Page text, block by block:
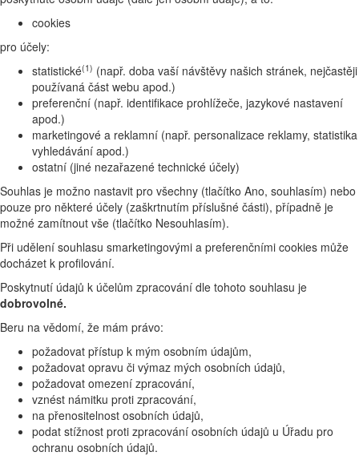
cookies
pro účely:
statistické(1) (např. doba vaší návštěvy našich stránek, nejčastěji
používaná část webu apod.)
preferenční (např. identifikace prohlížeče, jazykové nastavení
apod.)
marketingové a reklamní (např. personalizace reklamy, statistika
vyhledávání apod.)
ostatní (jiné nezařazené technické účely)
Souhlas je možno nastavit pro všechny (tlačítko Ano, souhlasím) nebo
pouze pro některé účely (zaškrtnutím příslušné části), případně je
možné zamítnout vše (tlačítko Nesouhlasím).
Při udělení souhlasu smarketingovými a preferenčními cookies může
docházet k profilování.
Poskytnutí údajů k účelům zpracování dle tohoto souhlasu je
dobrovolné.
Beru na vědomí, že mám právo:
požadovat přístup k mým osobním údajům,
požadovat opravu či výmaz mých osobních údajů,
požadovat omezení zpracování,
vznést námitku proti zpracování,
na přenositelnost osobních údajů,
podat stížnost proti zpracování osobních údajů u Úřadu pro
ochranu osobních údajů.